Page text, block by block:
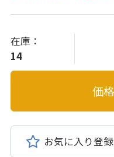
在庫：
14
お気に入り登録